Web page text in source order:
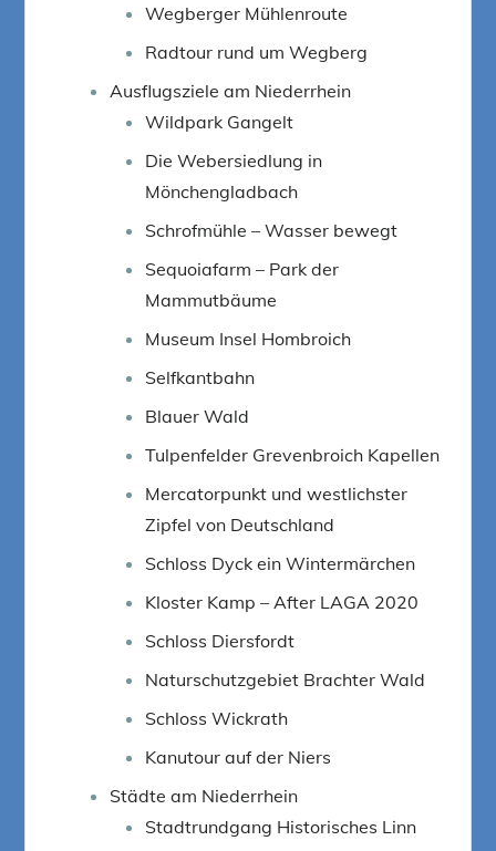
Wegberger Mühlenroute
Radtour rund um Wegberg
Ausflugsziele am Niederrhein
Wildpark Gangelt
Die Webersiedlung in
Mönchengladbach
Schrofmühle – Wasser bewegt
Sequoiafarm – Park der
Mammutbäume
Museum Insel Hombroich
Selfkantbahn
Blauer Wald
Tulpenfelder Grevenbroich Kapellen
Mercatorpunkt und westlichster
Zipfel von Deutschland
Schloss Dyck ein Wintermärchen
Kloster Kamp – After LAGA 2020
Schloss Diersfordt
Naturschutzgebiet Brachter Wald
Schloss Wickrath
Kanutour auf der Niers
Städte am Niederrhein
Stadtrundgang Historisches Linn